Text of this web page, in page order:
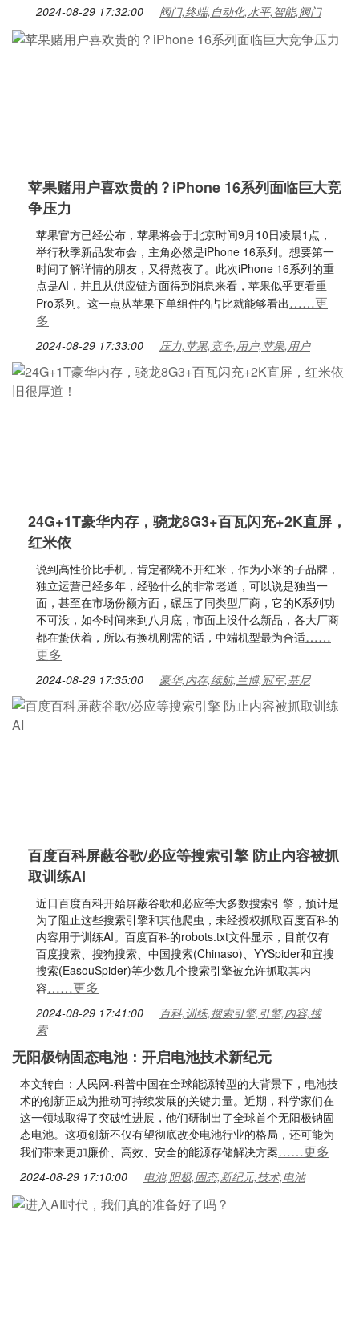
2024-08-29 17:32:00 阀门,终端,自动化,水平,智能,阀门
苹果赌用户喜欢贵的？iPhone 16系列面临巨大竞
争压力
苹果官方已经公布，苹果将会于北京时间9月10日凌晨1点，
举行秋季新品发布会，主角必然是iPhone 16系列。想要第一
时间了解详情的朋友，又得熬夜了。此次iPhone 16系列的重
点是AI，并且从供应链方面得到消息来看，苹果似乎更看重
Pro系列。这一点从苹果下单组件的占比就能够看出……更
多
2024-08-29 17:33:00 压力,苹果,竞争,用户,苹果,用户
24G+1T豪华内存，骁龙8G3+百瓦闪充+2K直屏，
红米依
说到高性价比手机，肯定都绕不开红米，作为小米的子品牌，
独立运营已经多年，经验什么的非常老道，可以说是独当一
面，甚至在市场份额方面，碾压了同类型厂商，它的K系列功
不可没，如今时间来到八月底，市面上没什么新品，各大厂商
都在蛰伏着，所以有换机刚需的话，中端机型最为合适……
更多
2024-08-29 17:35:00 豪华,内存,续航,兰博,冠军,基尼
百度百科屏蔽谷歌/必应等搜索引擎 防止内容被抓
取训练AI
近日百度百科开始屏蔽谷歌和必应等大多数搜索引擎，预计是
为了阻止这些搜索引擎和其他爬虫，未经授权抓取百度百科的
内容用于训练AI。百度百科的robots.txt文件显示，目前仅有
百度搜索、搜狗搜索、中国搜索(Chinaso)、YYSpider和宜搜
搜索(EasouSpider)等少数几个搜索引擎被允许抓取其内
容……更多
2024-08-29 17:41:00
百科,训练,搜索引擎,引擎,内容,搜
索
无阳极钠固态电池：开启电池技术新纪元
本文转自：人民网-科普中国在全球能源转型的大背景下，电池技
术的创新正成为推动可持续发展的关键力量。近期，科学家们在
这一领域取得了突破性进展，他们研制出了全球首个无阳极钠固
态电池。这项创新不仅有望彻底改变电池行业的格局，还可能为
我们带来更加廉价、高效、安全的能源存储解决方案……更多
2024-08-29 17:10:00 电池,阳极,固态,新纪元,技术,电池